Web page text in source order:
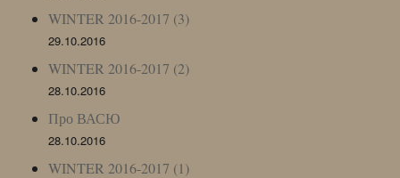
WINTER 2016-2017 (3)
29.10.2016
WINTER 2016-2017 (2)
28.10.2016
Про ВАСЮ
28.10.2016
WINTER 2016-2017 (1)